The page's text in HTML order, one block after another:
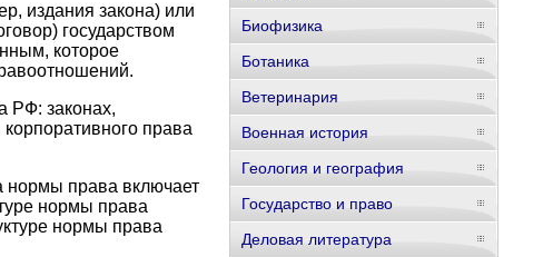
издания закона) или
государством
которое
РФ: законах,
права
нормы права включает
нормы права
нормы права
Биофизика
Ботаника
Ветеринария
Военная история
Геология и география
Государство и право
Деловая литература